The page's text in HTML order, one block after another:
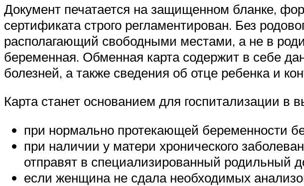
Документ печатается на защищенном бланке,
сертификата строго регламентирован. Без
располагающий свободными местами, а не в
беременная. Обменная карта содержит в себе
болезней, а также сведения об отце ребенка и
Карта станет основанием для госпитализации
при нормально протекающей беременности
при наличии у матери хронического
отправят в специализированный родильный
если женщина не сдала необходимых